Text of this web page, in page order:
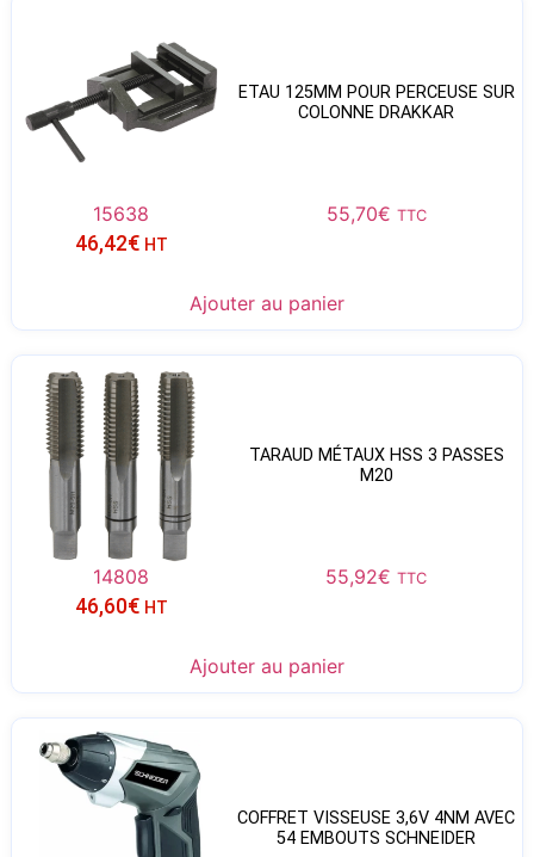
ETAU 125MM POUR PERCEUSE SUR
COLONNE DRAKKAR
15638 55,70€ TTC
46,42€ HT
Ajouter au panier
TARAUD MÉTAUX HSS 3 PASSES
M20
14808 55,92€ TTC
46,60€ HT
Ajouter au panier
COFFRET VISSEUSE 3,6V 4NM AVEC
54 EMBOUTS SCHNEIDER